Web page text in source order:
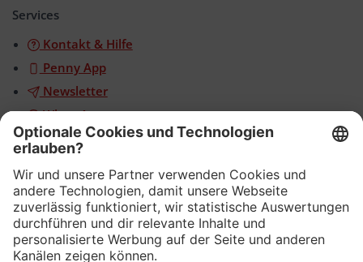
Services
Kontakt & Hilfe
Penny App
Newsletter
WhatsApp
App